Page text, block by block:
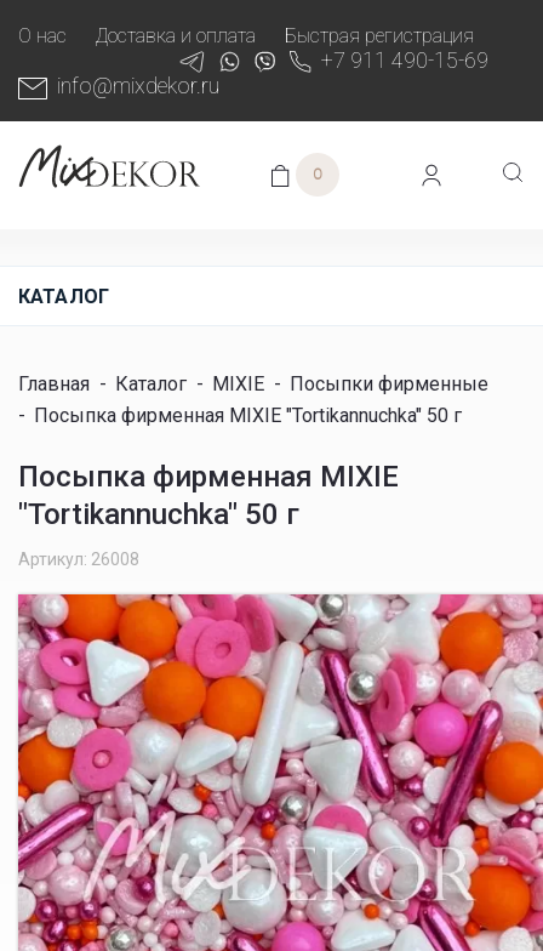
О нас Доставка и оплата Быстрая регистрация
+7 911 490-15-69
info@mixdekor.ru
0
КАТАЛОГ
Главная - Каталог - MIXIE - Посыпки фирменные
- Посыпка фирменная MIXIE "Tortikannuchka" 50 г
Посыпка фирменная MIXIE
"Tortikannuchka" 50 г
Артикул: 26008